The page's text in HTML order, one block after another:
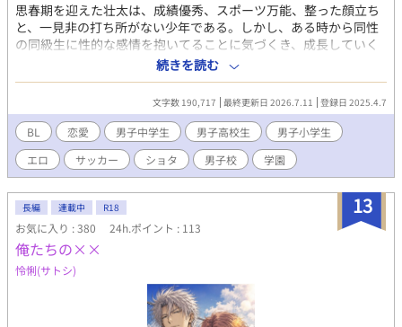
思春期を迎えた壮太は、成績優秀、スポーツ万能、整った顔立ち
と、一見非の打ち所がない少年である。しかし、ある時から同性
の同級生に性的な感情を抱いてることに気づくき、成長していく
につれて様々な歪んだ恋愛や性体験をしていく。 そんな主人公を
題材に、筆者の実体験や周りで起きた出来事をところどころ織り
交ぜながら、同性愛者の少年の恋心や性的欲求、そしてそうした
感情を抱いてしまう自分への嫌悪感、葛藤などを描いていきま
す。 非常に拙い文章ですが、もしよければ読んでいただけると幸
いです。また、一部、主に男性器に関わる生々しい描写も出てき
ますがご容赦ください。 ※男性器や性的な描写が多めの話にはタ
イトルに★をつけています。また、少し過激な描写があるものに
は★★、★★★をつけています。逆にそういうのが好きな方はそ
こだけでも読んでください笑 この話では男性の同性愛者の少年時
代にフォーカスし、結構リアルな感情やエピソードを自身の少年
期を思い出しながら描いているつもりです。 同性愛者の方で「共
感した」とか、「自分はこうだった」とか、そういうのがあれば
コメントもらえると嬉しいです。 また、女性や異性愛者の男性の
方もぜひ読んでいただけると嬉しいです。 ※完結済ですが不定期
で、小エピソードを追加していきます
続きを読む
文字数 190,717 最終更新日 2026.7.11 登録日 2025.4.7
BL 恋愛 男子中学生 男子高校生
男子小学生
エロ
サッカー ショタ 男子校 学園
13
長編 連載中 R18
お気に入り : 380 24h.ポイント : 113
俺たちの××
怜悧(サトシ)